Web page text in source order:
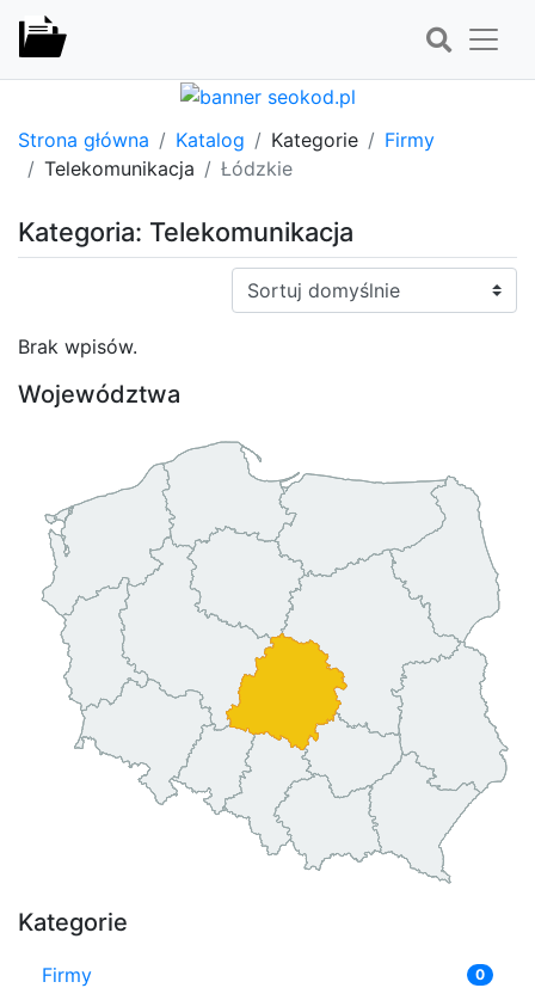
Strona główna Katalog Kategorie
Firmy
Telekomunikacja
Łódzkie
Kategoria: Telekomunikacja
Sortuj:
Brak wpisów.
Województwa
Kategorie
Firmy 0